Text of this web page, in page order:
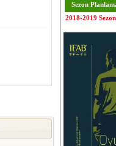
Sezon
2018-2019